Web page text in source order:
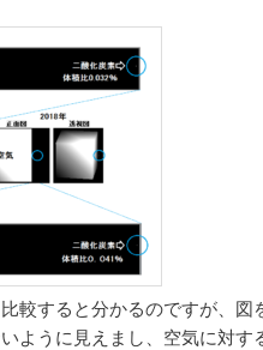
較すると分かるのですが、図
ように見えまし、空気に対す